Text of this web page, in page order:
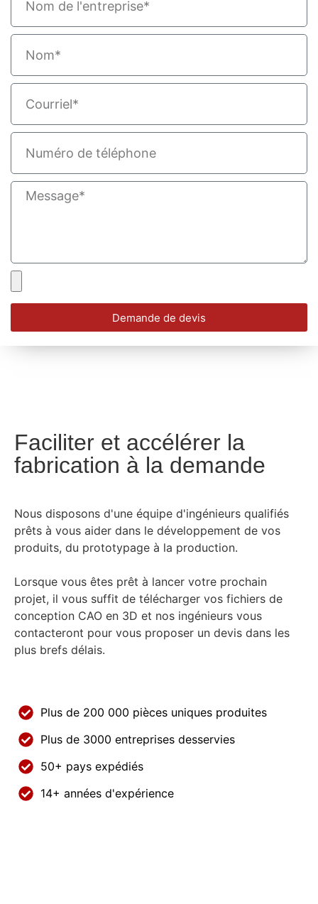
Demande de devis
Faciliter et accélérer la
fabrication à la demande
Nous disposons d'une équipe d'ingénieurs qualifiés
prêts à vous aider dans le développement de vos
produits, du prototypage à la production.
Lorsque vous êtes prêt à lancer votre prochain
projet, il vous suffit de télécharger vos fichiers de
conception CAO en 3D et nos ingénieurs vous
contacteront pour vous proposer un devis dans les
plus brefs délais.
Plus de 200 000 pièces uniques produites
Plus de 3000 entreprises desservies
50+ pays expédiés
14+ années d'expérience